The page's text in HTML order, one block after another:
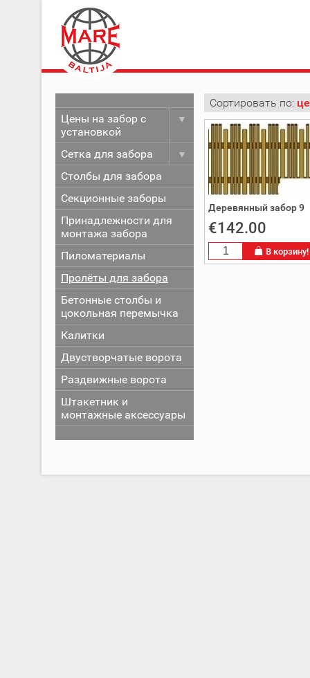
Цены на забор с
установкой
Сетка для забора
Столбы для забора
Секционные заборы
Принадлежности для
монтажа забора
Пиломатериалы
Пролёты для забора
Бетонные столбы и
цокольная перемычка
Калитки
Двустворчатые ворота
Раздвижные ворота
Штакетник и
монтажные аксессуары
Сортировать по:
Деревянный забор 9
€142.00
В корзину!